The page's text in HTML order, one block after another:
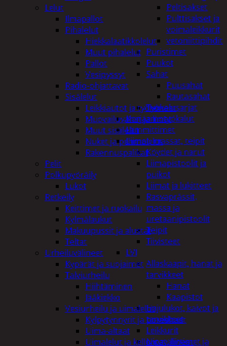
Peltisakset
Pulttisakset ja
voimaleikkurit
vetoniittipihdit
Puristimet
Puukot
Sahat
Puusahat
Rautasahat
Työkalusarjat
Korjaamotyökalut
Lämmittimet
Liimat, massat, teipit
Köydet ja narut
Liimapistoolit ja
puikot
Liimat ja lukitteet
Rasvaprässit,
massa ja
uretaanipistoolit
Teipit
Tiivisteet
LVI
Allaskaapit, hanat ja
tarvikkeet
Hanat
Kaapistot
Hajulukot, kaivot ja
tarvikkeet
Leikkurit
Nipat, liittimet ja
Lelut
Ilmapallot
Pihalelut
Hiekkalaatikkolelut
Muut pihalelut
Pallot
Vesipyssyt
Radio-ohjattavat
Sisälelut
Leikkiautot ja työkoneet
Muovailuvahat ja limat
Muut sisälelut
Nuket ja pehmolelut
Rakennuspalikat
Pelit
Polkupyöräily
Lukot
Retkeily
Keittimet ja ruokailu
Kylmälaukut
Makuupussit ja alustat
Teltat
Urheiluvälineet
Kypärät ja suojaimet
Talviurheilu
Hiihtäminen
Jääkiekko
Vesiurheilu ja uimalelut
Kylpytynnyrit ja porealtaat
Uima-altaat
Uimalelut ja kelluntavälineet